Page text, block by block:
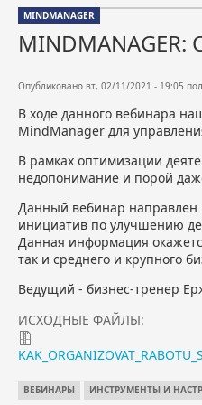
MINDMANAGER
Опубликовано вт, 02/11/2021 - 19:05
В ходе данного вебинара
MindManager для
В рамках оптимизации
недопонимание и порой
Данный вебинар направлен
инициатив по улучшению
Данная информация
так и среднего и крупного
Ведущий - бизнес-тренер
ИСХОДНЫЕ ФАЙЛЫ:
ВЕБИНАРЫ ИНСТРУМЕНТЫ И